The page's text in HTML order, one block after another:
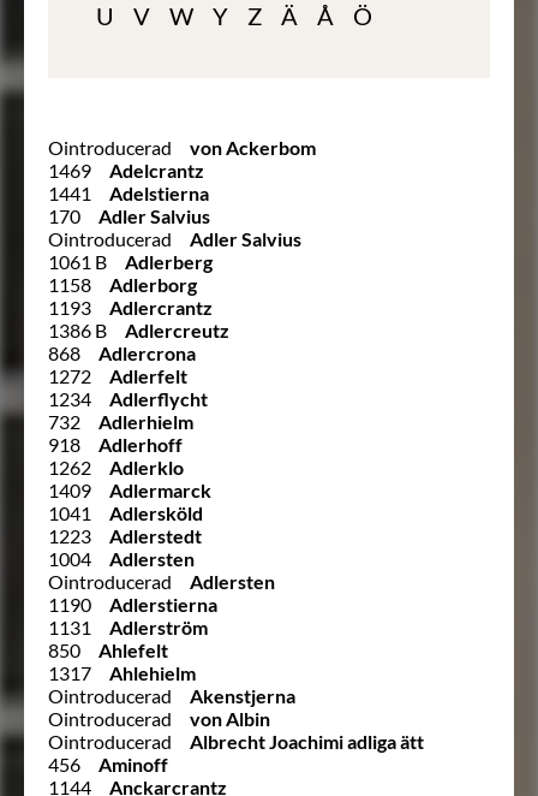
U
V W Y Z Ä Å Ö
Ointroducerad
von Ackerbom
1469
Adelcrantz
1441
Adelstierna
170
Adler Salvius
Ointroducerad
Adler Salvius
1061 B
Adlerberg
1158
Adlerborg
1193
Adlercrantz
1386 B
Adlercreutz
868
Adlercrona
1272
Adlerfelt
1234
Adlerflycht
732
Adlerhielm
918
Adlerhoff
1262
Adlerklo
1409
Adlermarck
1041
Adlersköld
1223
Adlerstedt
1004
Adlersten
Ointroducerad
Adlersten
1190
Adlerstierna
1131
Adlerström
850
Ahlefelt
1317
Ahlehielm
Ointroducerad
Akenstjerna
Ointroducerad
von Albin
Ointroducerad
Albrecht Joachimi adliga ätt
456
Aminoff
1144
Anckarcrantz